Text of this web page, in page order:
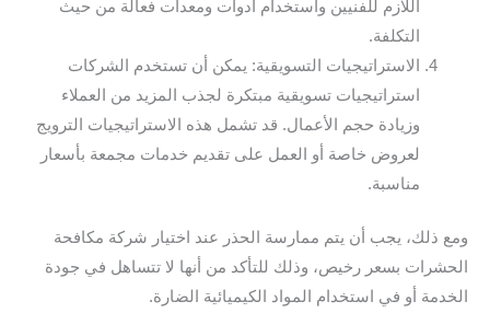
اللازم للفنيين واستخدام أدوات ومعدات فعالة من حيث
التكلفة.
الاستراتيجيات التسويقية: يمكن أن تستخدم الشركات
استراتيجيات تسويقية مبتكرة لجذب المزيد من العملاء
وزيادة حجم الأعمال. قد تشمل هذه الاستراتيجيات الترويج
لعروض خاصة أو العمل على تقديم خدمات مجمعة بأسعار
مناسبة.
ومع ذلك، يجب أن يتم ممارسة الحذر عند اختيار شركة مكافحة
الحشرات بسعر رخيص، وذلك للتأكد من أنها لا تتساهل في جودة
الخدمة أو في استخدام المواد الكيميائية الضارة.